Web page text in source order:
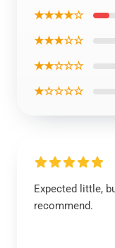
★★★★☆
★★★☆☆
★★☆☆☆
★☆☆☆☆
Expected little,
recommend.